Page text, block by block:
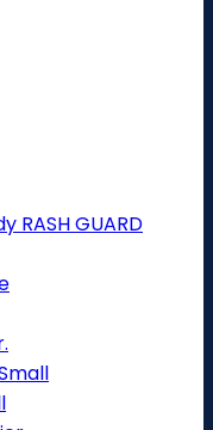
RASH GUARD